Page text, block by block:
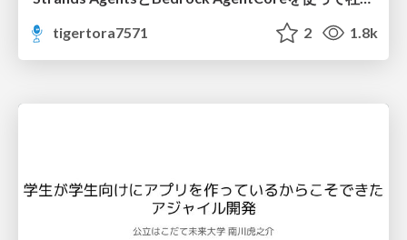
tigertora7571
2 1.8k